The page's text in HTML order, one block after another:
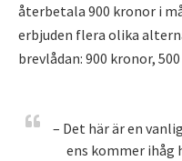
återbetala 900 kronor i
erbjuden flera olika
brevlådan: 900 kronor,
– Det här är en
ens kommer ihåg